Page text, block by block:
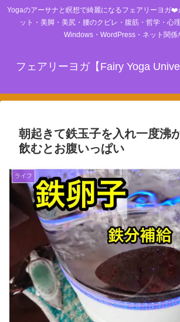
Yogaのアーサナと瞑想で綺麗になるフェアリーヨガ❤️
ット・美脚・美尻・腰のクビレ・腹筋・哲学・心
Windows・WordPress・ネット関
フェアリーヨガ【Fairy Yoga
朝起きて鉄玉子を入れ一度沸
飲むとお腹いっぱい
ライフ